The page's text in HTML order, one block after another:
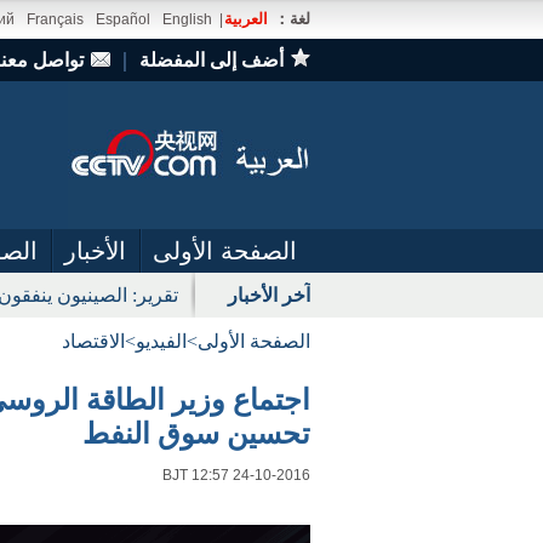
لغة： العربية English
Español
Français
أضف إلى المفضلة تواصل
الصفحة الأولى الأخبار
آخر الأخبار تقرير: الصينيون ينفقون
الصفحة الأولى> الفيديو> الاقتصاد
اجتماع وزير الطاقة
تحسين سوق النفط
BJT 12:57 24-10-2016